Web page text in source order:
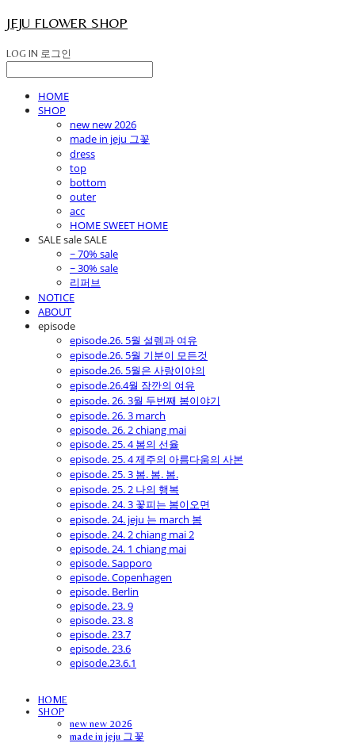
JEJU FLOWER SHOP
LOG IN 로그인
HOME
SHOP
new new 2026
made in jeju 그꽃
dress
top
bottom
outer
acc
HOME SWEET HOME
SALE sale SALE
~ 70% sale
~ 30% sale
리퍼브
NOTICE
ABOUT
episode
episode.26. 5월 설렘과 여유
episode.26. 5월 기분이 모든것
episode.26. 5월은 사랑이야의
episode.26.4월 잠깐의 여유
episode. 26. 3월 두번째 봄이야기
episode. 26. 3 march
episode. 26. 2 chiang mai
episode. 25. 4 봄의 선율
episode. 25. 4 제주의 아름다움의 사본
episode. 25. 3 봄. 봄. 봄.
episode. 25. 2 나의 행복
episode. 24. 3 꽃피는 봄이오면
episode. 24. jeju 는 march 봄
episode. 24. 2 chiang mai 2
episode. 24. 1 chiang mai
episode. Sapporo
episode. Copenhagen
episode. Berlin
episode. 23. 9
episode. 23. 8
episode. 23.7
episode. 23.6
episode.23.6.1
HOME
SHOP
new new 2026
made in jeju 그꽃